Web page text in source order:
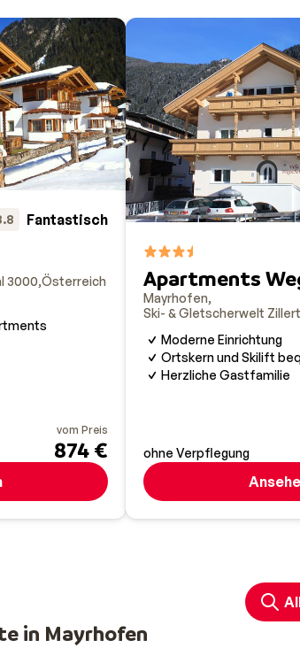
Fantastisch
3000 Österreich
vom Preis
874 €
Apartments
Mayrhofen
Ski- & Gletscherwelt
Moderne Einrichtung
Ortskern und Skilift
Herzliche Gastfamilie
ohne Verpflegung
in Mayrhofen